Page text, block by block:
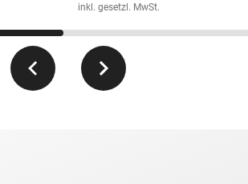
inkl. gesetzl. MwSt.